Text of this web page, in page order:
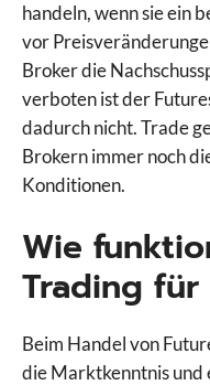
handeln, wenn sie ein
vor
Broker die
verboten ist der
dadurch nicht. Trade
Brokern immer noch
Konditionen.
Wie
Trading
Beim Handel von
die Marktkenntnis